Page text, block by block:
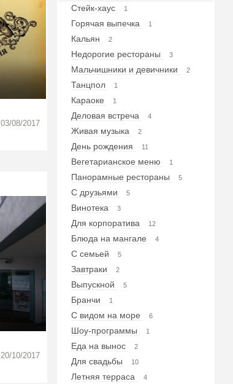
03/08/2017
20/10/2017
Стейк-хаус 1
Горячая выпечка 1
Кальян 2
Недорогие рестораны 3
Мальчишники и девичники 2
Танцпол 1
Караоке 1
Деловая встреча 4
Живая музыка 2
День рождения 11
Вегетарианское меню 1
Панорамные рестораны 5
С друзьями 5
Винотека 3
Для корпоратива 12
Блюда на мангале 4
С семьей 5
Завтраки 2
Выпускной 5
Бранчи 1
С видом на море 6
Шоу-программы 1
Еда на вынос 2
Для свадьбы 10
Летняя терраса 4